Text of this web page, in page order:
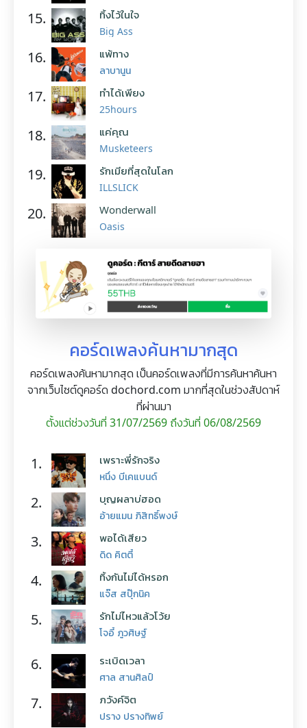
15. ทิ้งไว้ในใจ
Big Ass
16. แพ้ทาง
ลาบานูน
17. ทำได้เพียง
25hours
18. แค่คุณ
Musketeers
19. รักเมียที่สุดในโลก
ILLSLICK
20. Wonderwall
Oasis
คอร์ดเพลงค้นหามากสุด
คอร์ดเพลงค้นหามากสุด เป็นคอร์ดเพลงที่มีการค้นหาค้นหา
จากเว็บไซต์ดูคอร์ด dochord.com มากที่สุดในช่วงสัปดาห์
ที่ผ่านมา
ตั้งแต่ช่วงวันที่ 31/07/2569 ถึงวันที่ 06/08/2569
1. เพราะพี่รักจริง
หนึ่ง บีเคแบนด์
2. บุญผลาบ่ฮอด
อ้ายแมน ภิสิทธิ์พงษ์
3. พอได้เสียว
ดิด คิตตี้
4. ทิ้งกันไม่ได้หรอก
แจ๊ส สปุ๊กนิค
5. รักไม่ไหวแล้วโว้ย
โจอี้ ภูวศิษฐ์
6. ระเบิดเวลา
ศาล สานศิลป์
7. ภวังค์จิต
ปราง ปรางทิพย์